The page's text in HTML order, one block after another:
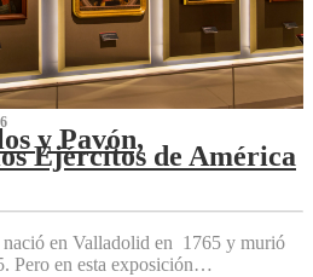
y Pavón,
Ejércitos de América
en Valladolid en 1765 y murió
Pero en esta exposición…